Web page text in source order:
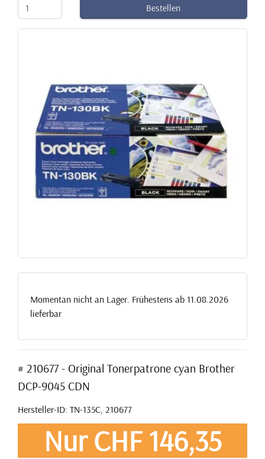
Bestellen
Momentan nicht an Lager. Frühestens ab 11.08.2026
lieferbar
# 210677 - Original Tonerpatrone cyan Brother
DCP-9045 CDN
Hersteller-ID: TN-135C, 210677
Nur CHF 146,35